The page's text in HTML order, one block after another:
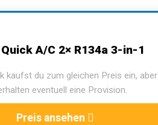
A/C 2× R134a 3-in-1
kaufst du zum gleichen Preis ein, aber
eventuell eine Provision.
Preis ansehen